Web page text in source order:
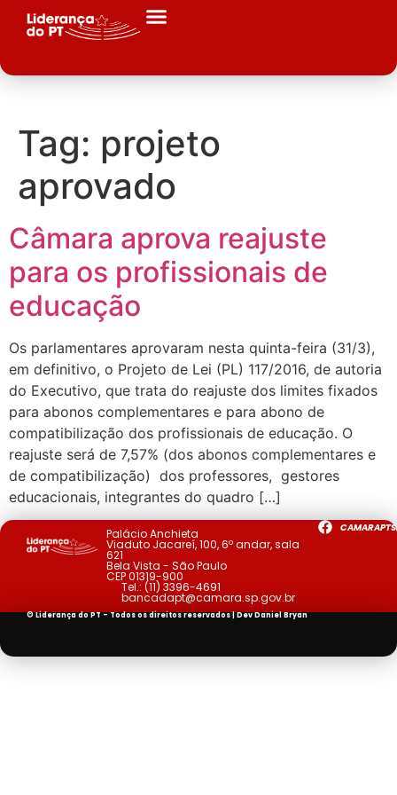
Tag: projeto
aprovado
Câmara aprova reajuste
para os profissionais de
educação
Os parlamentares aprovaram nesta quinta-feira (31/3),
em definitivo, o Projeto de Lei (PL) 117/2016, de autoria
do Executivo, que trata do reajuste dos limites fixados
para abonos complementares e para abono de
compatibilização dos profissionais de educação. O
reajuste será de 7,57% (dos abonos complementares e
de compatibilização) dos professores, gestores
educacionais, integrantes do quadro […]
Palácio Anchieta
Viaduto Jacareí, 100, 6º andar, sala
621
Bela Vista - São Paulo
CEP 01319-900
Tel.: (11) 3396-4691
bancadapt@camara.sp.gov.br
© Liderança do PT - Todos os direitos reservados | DevDaniel Bryan